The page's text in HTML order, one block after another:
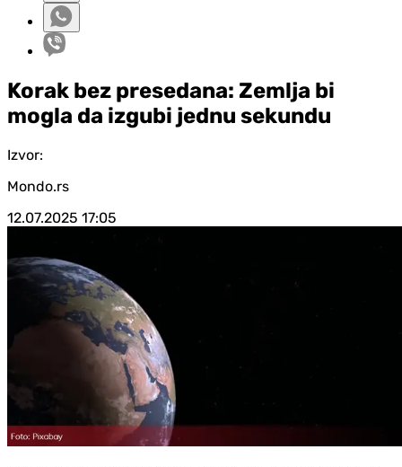
Korak bez presedana: Zemlja bi
mogla da izgubi jednu sekundu
Izvor:
Mondo.rs
12.07.2025 17:05